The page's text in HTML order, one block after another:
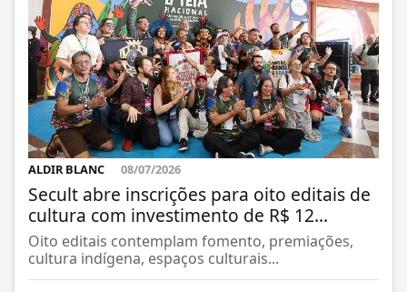
ALDIR BLANC 08/07/2026
Secult abre inscrições para oito editais de
cultura com investimento de R$ 12...
Oito editais contemplam fomento, premiações,
cultura indígena, espaços culturais...